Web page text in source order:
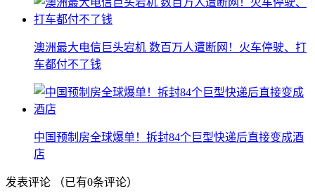
澳洲最大电信巨头宕机 数百万人遭断网！火车停驶、打
车都付不了钱
中国预制房全球爆单！拆封84个巨型快递后直接变成酒
店
发表评论 （已有0条评论）